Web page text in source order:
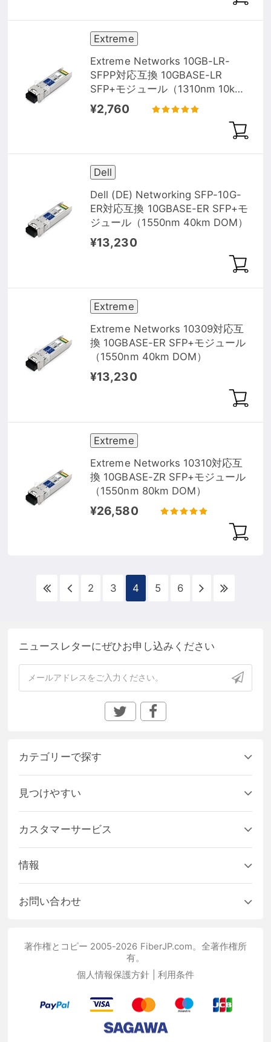
Extreme
Extreme Networks 10GB-LR-
SFPP対応互換 10GBASE-LR
SFP+モジュール（1310nm 10km
DOM）
¥2,760
Dell
Dell (DE) Networking SFP-10G-
ER対応互換 10GBASE-ER SFP+モ
ジュール（1550nm 40km DOM）
¥13,230
Extreme
Extreme Networks 10309対応互
換 10GBASE-ER SFP+モジュール
（1550nm 40km DOM）
¥13,230
Extreme
Extreme Networks 10310対応互
換 10GBASE-ZR SFP+モジュール
（1550nm 80km DOM）
¥26,580
2 3 4 5 6
ニュースレターにぜひお申し込みください
カテゴリーで探す
見つけやすい
カスタマーサービス
情報
お問い合わせ
著作権とコピー 2005-2026 FiberJP.com。全著作権所
有。
個人情報保護方針
利用条件